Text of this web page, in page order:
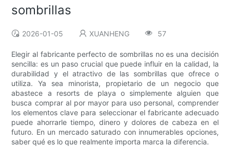
sombrillas
2026-01-05 XUANHENG 57
Elegir al fabricante perfecto de sombrillas no es una decisión
sencilla: es un paso crucial que puede influir en la calidad, la
durabilidad y el atractivo de las sombrillas que ofrece o
utiliza. Ya sea minorista, propietario de un negocio que
abastece a resorts de playa o simplemente alguien que
busca comprar al por mayor para uso personal, comprender
los elementos clave para seleccionar el fabricante adecuado
puede ahorrarle tiempo, dinero y dolores de cabeza en el
futuro. En un mercado saturado con innumerables opciones,
saber qué es lo que realmente importa marca la diferencia.